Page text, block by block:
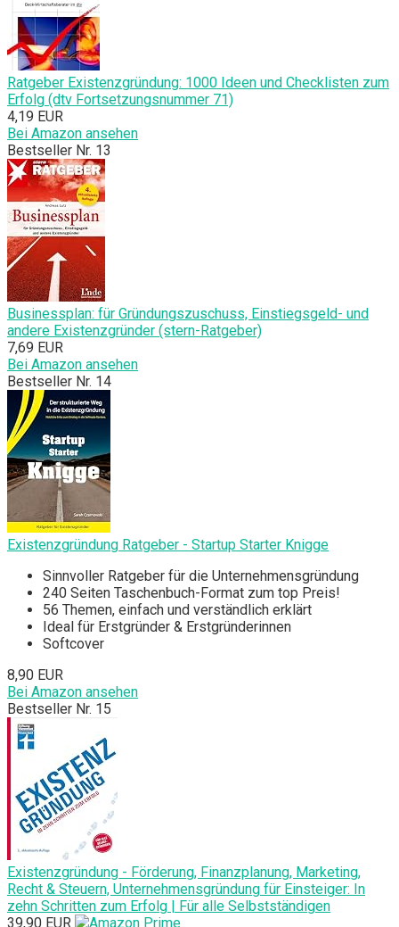
Ratgeber Existenzgründung: 1000 Ideen und Checklisten zum
Erfolg (dtv Fortsetzungsnummer 71)
4,19 EUR
Bei Amazon ansehen
Bestseller Nr. 13
Businessplan: für Gründungszuschuss, Einstiegsgeld- und
andere Existenzgründer (stern-Ratgeber)
7,69 EUR
Bei Amazon ansehen
Bestseller Nr. 14
Existenzgründung Ratgeber - Startup Starter Knigge
Sinnvoller Ratgeber für die Unternehmensgründung
240 Seiten Taschenbuch-Format zum top Preis!
56 Themen, einfach und verständlich erklärt
Ideal für Erstgründer & Erstgründerinnen
Softcover
8,90 EUR
Bei Amazon ansehen
Bestseller Nr. 15
Existenzgründung - Förderung, Finanzplanung, Marketing,
Recht & Steuern, Unternehmensgründung für Einsteiger: In
zehn Schritten zum Erfolg | Für alle Selbstständigen
39,90 EUR